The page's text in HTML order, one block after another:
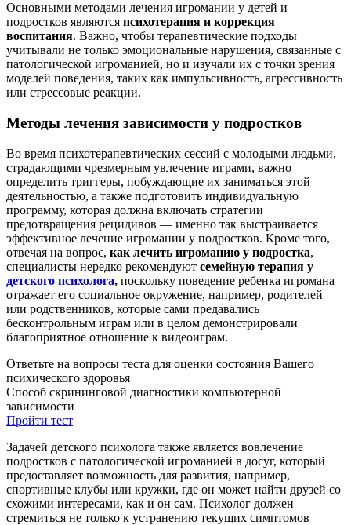
Основными методами лечения игромании у детей и
подростков являются психотерапия и коррекция
воспитания. Важно, чтобы терапевтические подходы
учитывали не только эмоциональные нарушения, связанные с
патологической игроманией, но и изучали их с точки зрения
моделей поведения, таких как импульсивность, агрессивность
или стрессовые реакции.
Методы лечения зависимости у подростков
Во время психотерапевтических сессий с молодыми людьми,
страдающими чрезмерным увлечение играми, важно
определить триггеры, побуждающие их заниматься этой
деятельностью, а также подготовить индивидуальную
программу, которая должна включать стратегии
предотвращения рецидивов — именно так выстраивается
эффективное лечение игромании у подростков. Кроме того,
отвечая на вопрос, как лечить игроманию у подростка,
специалисты нередко рекомендуют семейную терапия у
детского психолога, поскольку поведение ребенка игромана
отражает его социальное окружение, например, родителей
или родственников, которые сами предавались
бесконтрольным играм или в целом демонстрировали
благоприятное отношение к видеоиграм.
Ответьте на вопросы теста для оценки состояния Вашего
психического здоровья
Способ скрининговой диагностики компьютерной
зависимости
Пройти тест
Задачей детского психолога также является вовлечение
подростков с патологической игроманией в досуг, который
предоставляет возможность для развития, например,
спортивные клубы или кружки, где он может найти друзей со
схожими интересами, как и он сам. Психолог должен
стремиться не только к устранению текущих симптомов